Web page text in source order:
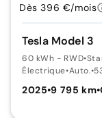
Tesla Model 3
60 kWh - RWD•
Électrique•Auto.•
2025•9 795 km•
Dès 396 €/mois